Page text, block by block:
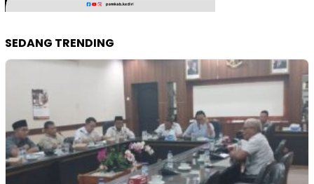
SEDANG TRENDING